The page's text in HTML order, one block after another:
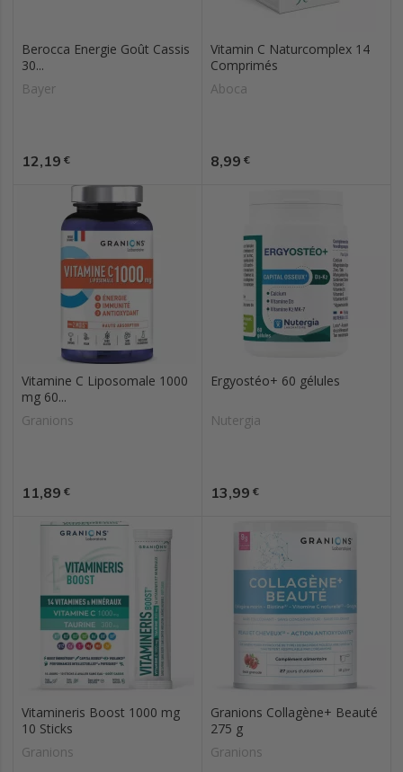
Berocca Energie Goût Cassis
30...
Bayer
Prix
12,19 €
Vitamin C Naturcomplex 14
Comprimés
Aboca
Prix
8,99 €
Vitamine C Liposomale 1000
mg 60...
Granions
Prix
11,89 €
Ergyostéo+ 60 gélules
Nutergia
Prix
13,99 €
Vitamineris Boost 1000 mg
10 Sticks
Granions
Granions Collagène+ Beauté
275 g
Granions